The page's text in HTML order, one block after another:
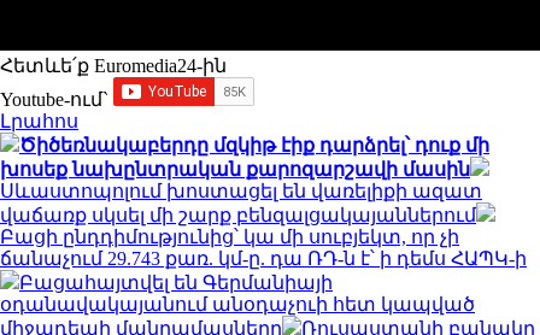
Հետևե՛ք Euromedia24-ին
Youtube-ում`
Լրահոս
Ծիծեռնակաբերդը մզկիթ էիք դարձրել՝ դուք մի
խոսեք նախընտրական քարոզարշավի մասին
Սևաստոպոլում խոստացել են վառելիքի ազատ
վաճառք սկսել մի շարք բենզալցակայաններում
Բացի ընդդիմությունից՝ կա մի սուբյեկտ, որ չի
ճանաչում 29.743 քառ. կմ-ը. դա ՌԴ-ն է՝ ի դեմս ՀԱՊԿ-ի
Բացահայտվել են Գերմանիայի
օդանավակայանում անօդաչուի հետ կապված
միջադեպի մանրամասները
Ռուսաստանի բանակը